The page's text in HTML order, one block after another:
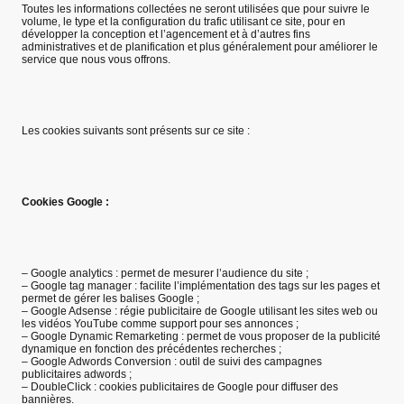
Toutes les informations collectées ne seront utilisées que pour suivre le
volume, le type et la configuration du trafic utilisant ce site, pour en
développer la conception et l’agencement et à d’autres fins
administratives et de planification et plus généralement pour améliorer le
service que nous vous offrons.
Les cookies suivants sont présents sur ce site :
Cookies Google :
– Google analytics : permet de mesurer l’audience du site ;
– Google tag manager : facilite l’implémentation des tags sur les pages et
permet de gérer les balises Google ;
– Google Adsense : régie publicitaire de Google utilisant les sites web ou
les vidéos YouTube comme support pour ses annonces ;
– Google Dynamic Remarketing : permet de vous proposer de la publicité
dynamique en fonction des précédentes recherches ;
– Google Adwords Conversion : outil de suivi des campagnes
publicitaires adwords ;
– DoubleClick : cookies publicitaires de Google pour diffuser des
bannières.